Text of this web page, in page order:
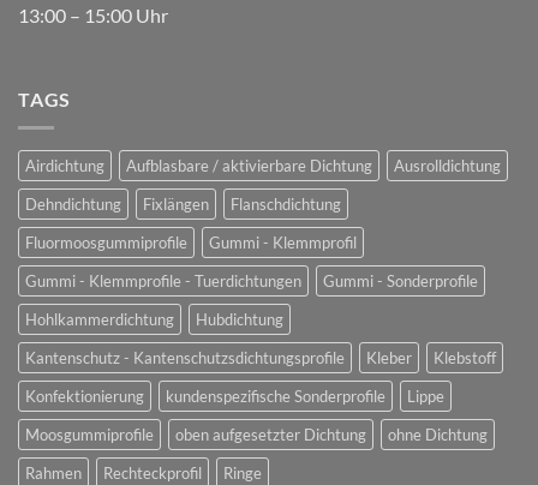
13:00 – 15:00 Uhr
TAGS
Airdichtung Aufblasbare / aktivierbare Dichtung
Ausrolldichtung
Dehndichtung
Fixlängen
Flanschdichtung
Fluormoosgummiprofile
Gummi - Klemmprofil
Gummi - Klemmprofile - Tuerdichtungen
Gummi - Sonderprofile
Hohlkammerdichtung
Hubdichtung
Kantenschutz - Kantenschutzsdichtungsprofile
Kleber
Klebstoff
Konfektionierung
kundenspezifische Sonderprofile
Lippe
Moosgummiprofile
oben aufgesetzter Dichtung
ohne Dichtung
Rahmen
Rechteckprofil
Ringe